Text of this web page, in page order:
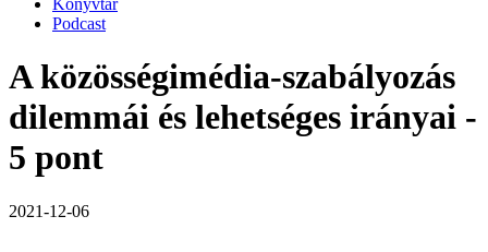
Könyvtár
Podcast
A közösségimédia-szabályozás
dilemmái és lehetséges irányai -
5 pont
2021-12-06